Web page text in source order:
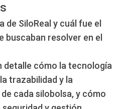
de SiloReal y cuál fue el
buscaban resolver en el
detalle cómo la tecnología
trazabilidad y la
cada silobolsa, y cómo